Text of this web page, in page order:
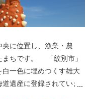
に位置し、漁業・農
まちです。 「紋別市」
一色に埋めつくす雄大
遺産に登録されていま